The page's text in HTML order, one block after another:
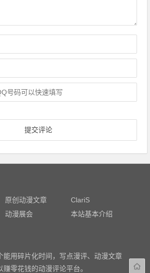
原创动漫文章
ClariS
动漫展会 本站基本介绍
能用碎片化时间，写点漫评、动漫文章
零花钱的动漫评论平台。